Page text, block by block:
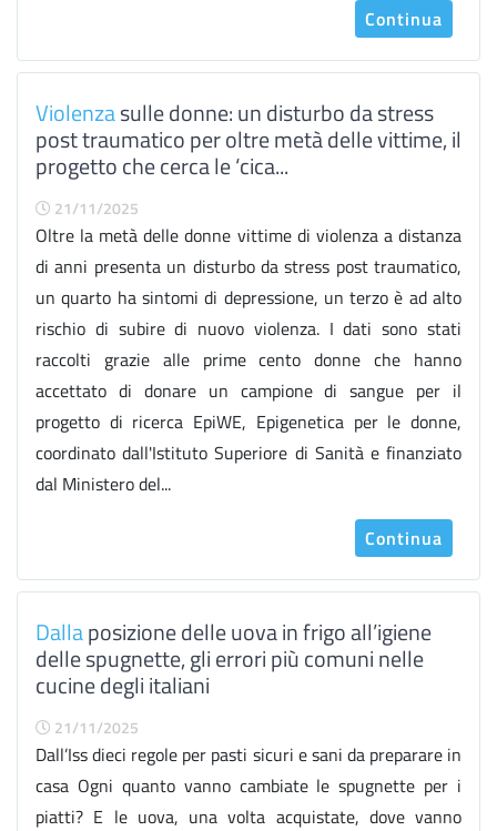
Continua
Violenzasulle donne: un disturbo da stress
post traumatico per oltre metà delle vittime, il
progetto che cerca le ‘cica...
21/11/2025
Oltre la metà delle donne vittime di violenza a distanza
di anni presenta un disturbo da stress post traumatico,
un quarto ha sintomi di depressione, un terzo è ad alto
rischio di subire di nuovo violenza. I dati sono stati
raccolti grazie alle prime cento donne che hanno
accettato di donare un campione di sangue per il
progetto di ricerca EpiWE, Epigenetica per le donne,
coordinato dall'Istituto Superiore di Sanità e finanziato
dal Ministero del...
Continua
Dallaposizione delle uova in frigo all’igiene
delle spugnette, gli errori più comuni nelle
cucine degli italiani
21/11/2025
Dall’Iss dieci regole per pasti sicuri e sani da preparare in
casa Ogni quanto vanno cambiate le spugnette per i
piatti? E le uova, una volta acquistate, dove vanno